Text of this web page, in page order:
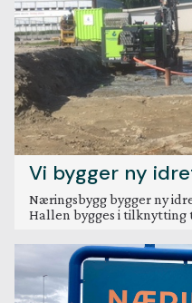
Vi bygger ny
Næringsbygg bygger ny
Hallen bygges i tilknytting